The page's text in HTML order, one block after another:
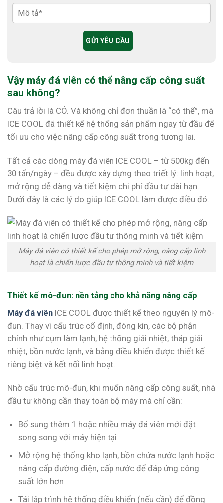
Vậy máy đá viên có thể nâng cấp công suất
sau không?
Câu trả lời là CÓ. Và không chỉ đơn thuần là “có thể”, mà
ICE COOL đã thiết kế hệ thống sản phẩm ngay từ đầu để
tối ưu cho việc nâng cấp công suất trong tương lai.
Tất cả các dòng máy đá viên ICE COOL – từ 500kg đến
30 tấn/ngày – đều được xây dựng theo triết lý: linh hoạt,
mở rộng dễ dàng và tiết kiệm chi phí đầu tư dài hạn.
Dưới đây là các lý do giúp ICE COOL làm được điều đó.
Máy đá viên có thiết kế cho phép mở rộng, nâng cấp linh
hoạt là chiến lược đầu tư thông minh và tiết kiệm
Thiết kế mô-đun: nền tảng cho khả năng nâng cấp
Máy đá viên ICE COOL được thiết kế theo nguyên lý mô-
đun. Thay vì cấu trúc cố định, đóng kín, các bộ phận
chính như cụm làm lạnh, hệ thống giải nhiệt, tháp giải
nhiệt, bồn nước lạnh, và bảng điều khiển được thiết kế
riêng biệt và kết nối linh hoạt.
Nhờ cấu trúc mô-đun, khi muốn nâng cấp công suất, nhà
đầu tư không cần thay toàn bộ máy mà chỉ cần:
Bổ sung thêm 1 hoặc nhiều máy đá viên mới đặt
song song với máy hiện tại
Mở rộng hệ thống kho lạnh, bồn chứa nước lạnh hoặc
nâng cấp đường điện, cấp nước để đáp ứng công
suất lớn hơn
Tái lập trình hệ thống điều khiển (nếu cần) để đồng